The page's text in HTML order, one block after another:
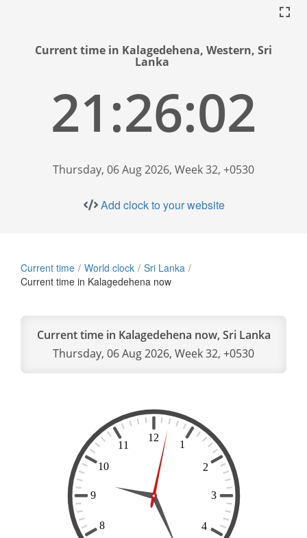
Current time in Kalagedehena, Western, Sri
Lanka
21:26:02
Thursday, 06 Aug 2026, Week 32, +0530
Add clock to your website
Current time World clock
Sri Lanka
Current time in Kalagedehena now
Current time in Kalagedehena now, Sri Lanka
Thursday, 06 Aug 2026, Week 32, +0530